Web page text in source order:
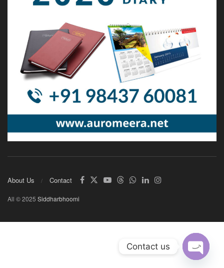
About Us Contact
All © 2025 Siddharbhoomi
Contact us